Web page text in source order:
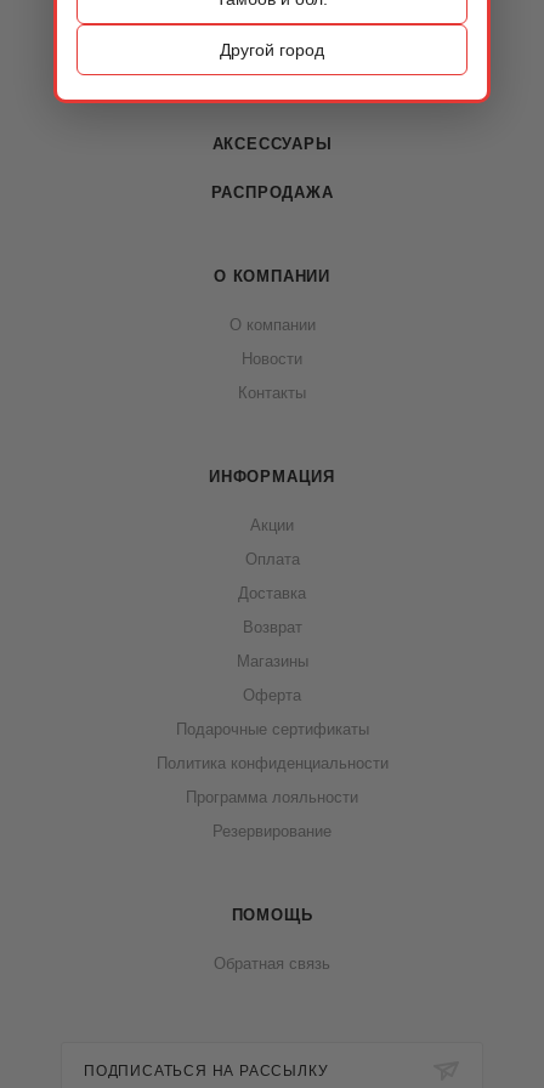
Другой город
ОБУВЬ
СУМКИ
АКСЕССУАРЫ
РАСПРОДАЖА
О КОМПАНИИ
О компании
Новости
Контакты
ИНФОРМАЦИЯ
Акции
Оплата
Доставка
Возврат
Магазины
Оферта
Подарочные сертификаты
Политика конфиденциальности
Программа лояльности
Резервирование
ПОМОЩЬ
Обратная связь
ПОДПИСАТЬСЯ НА РАССЫЛКУ